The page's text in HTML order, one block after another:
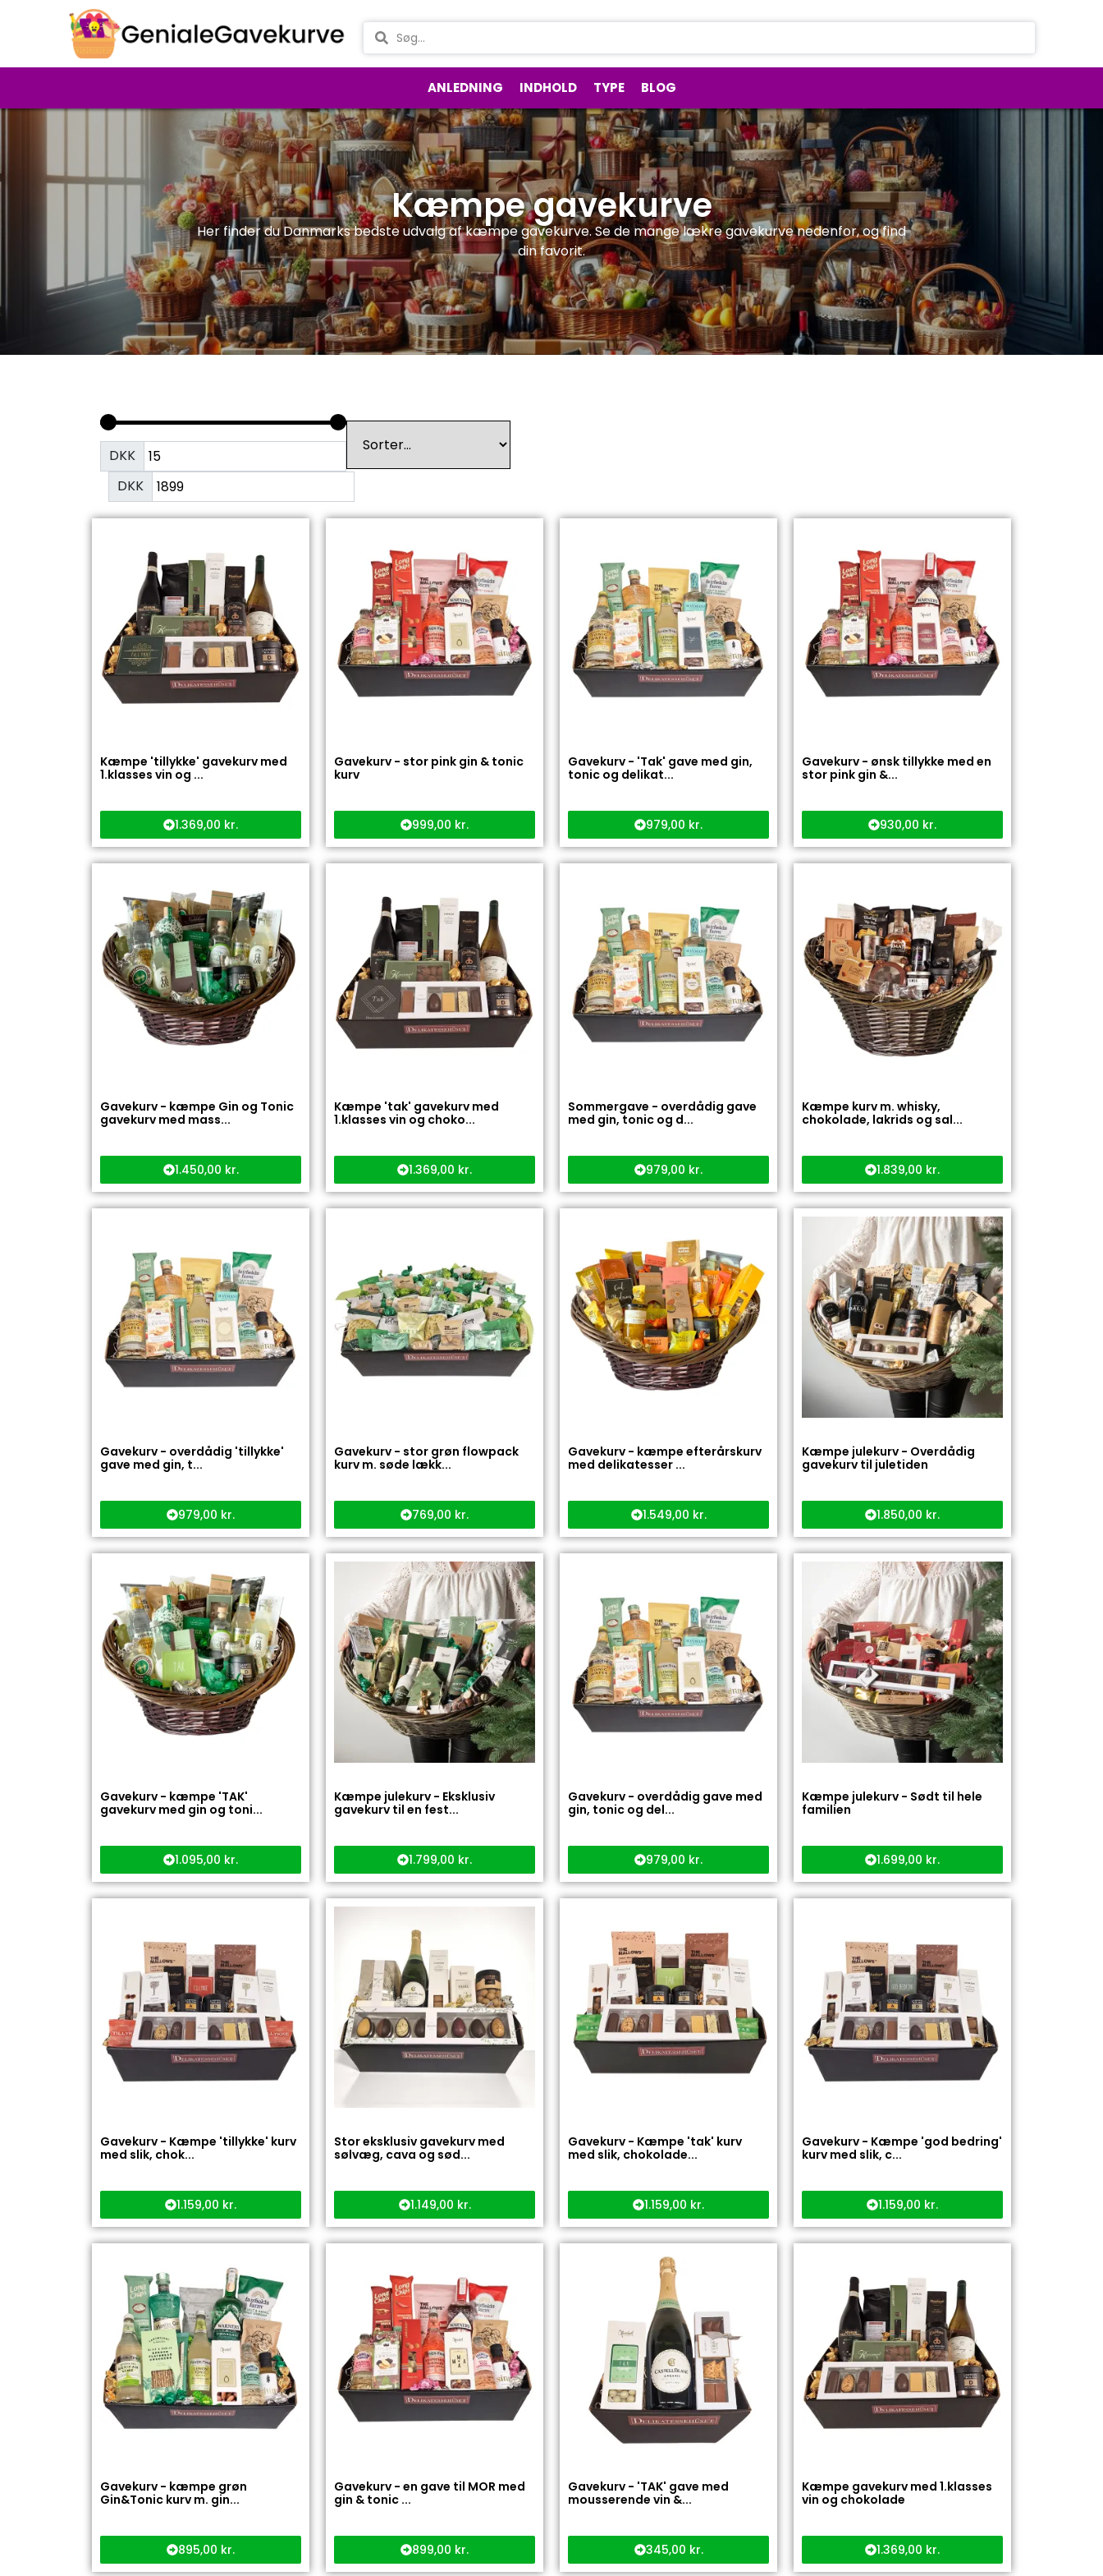
ANLEDNING INDHOLD TYPE BLOG
Kæmpe gavekurve
Her finder du Danmarks bedste udvalg af kæmpe gavekurve. Se de mange lækre gavekurve nedenfor, og find
din favorit.
DKK
DKK
Kæmpe 'tillykke' gavekurv med
1.klasses vin og ...
1.369,00 kr.
Gavekurv - stor pink gin & tonic
kurv
999,00 kr.
Gavekurv - 'Tak' gave med gin,
tonic og delikat...
979,00 kr.
Gavekurv - ønsk tillykke med en
stor pink gin &...
930,00 kr.
Gavekurv - kæmpe Gin og Tonic
gavekurv med mass...
1.450,00 kr.
Kæmpe 'tak' gavekurv med
1.klasses vin og choko...
1.369,00 kr.
Sommergave - overdådig gave
med gin, tonic og d...
979,00 kr.
Kæmpe kurv m. whisky,
chokolade, lakrids og sal...
1.839,00 kr.
Gavekurv - overdådig 'tillykke'
gave med gin, t...
979,00 kr.
Gavekurv - stor grøn flowpack
kurv m. søde lækk...
769,00 kr.
Gavekurv - kæmpe efterårskurv
med delikatesser ...
1.549,00 kr.
Kæmpe julekurv - Overdådig
gavekurv til juletiden
1.850,00 kr.
Gavekurv - kæmpe 'TAK'
gavekurv med gin og toni...
1.095,00 kr.
Kæmpe julekurv - Eksklusiv
gavekurv til en fest...
1.799,00 kr.
Gavekurv - overdådig gave med
gin, tonic og del...
979,00 kr.
Kæmpe julekurv - Sødt til hele
familien
1.699,00 kr.
Gavekurv - Kæmpe 'tillykke' kurv
med slik, chok...
1.159,00 kr.
Stor eksklusiv gavekurv med
sølvæg, cava og sød...
1.149,00 kr.
Gavekurv - Kæmpe 'tak' kurv
med slik, chokolade...
1.159,00 kr.
Gavekurv - Kæmpe 'god bedring'
kurv med slik, c...
1.159,00 kr.
Gavekurv - kæmpe grøn
Gin&Tonic kurv m. gin...
895,00 kr.
Gavekurv - en gave til MOR med
gin & tonic ...
899,00 kr.
Gavekurv - 'TAK' gave med
mousserende vin &...
345,00 kr.
Kæmpe gavekurv med 1.klasses
vin og chokolade
1.369,00 kr.